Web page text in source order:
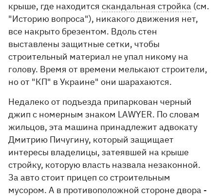
крыше, где находитсяскандальная стройка (см.
"Историю вопроса"), никакого движения нет,
все накрыто брезентом. Вдоль стен
выставлены защитные сетки, чтобы
строительный материал не упал никому на
голову. Время от времени мелькают строители,
но от "КП" в Украине" они шарахаются.
Недалеко от подъезда припаркован черный
джип с номерным знаком LAWYER. По словам
жильцов, эта машина принадлежит адвокату
Дмитрию Пичугину, который защищает
интересы владелицы, затеявшей на крыше
стройку, которую власть назвала незаконной.
За авто стоит прицеп со строительным
мусором. А в противоположной стороне двора -